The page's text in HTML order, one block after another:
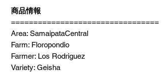
商品情報
=================================
Area: SamaipataCentral
Farm: Floropondio
Farmer: Los Rodriguez
Variety: Geisha